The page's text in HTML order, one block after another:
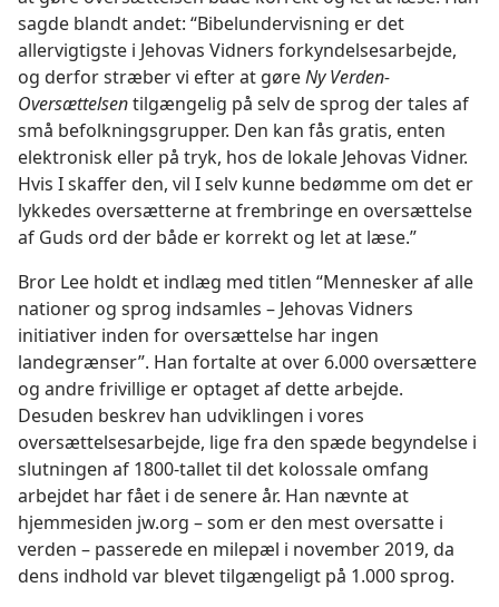
sagde blandt andet: “Bibelundervisning er det
allervigtigste i Jehovas Vidners forkyndelsesarbejde,
og derfor stræber vi efter at gøreNy Verden-
Oversættelsentilgængelig på selv de sprog der tales af
små befolkningsgrupper. Den kan fås gratis, enten
elektronisk eller på tryk, hos de lokale Jehovas Vidner.
Hvis I skaffer den, vil I selv kunne bedømme om det er
lykkedes oversætterne at frembringe en oversættelse
af Guds ord der både er korrekt og let at læse.”
Bror Lee holdt et indlæg med titlen “Mennesker af alle
nationer og sprog indsamles – Jehovas Vidners
initiativer inden for oversættelse har ingen
landegrænser”. Han fortalte at over 6.000 oversættere
og andre frivillige er optaget af dette arbejde.
Desuden beskrev han udviklingen i vores
oversættelsesarbejde, lige fra den spæde begyndelse i
slutningen af 1800-tallet til det kolossale omfang
arbejdet har fået i de senere år. Han nævnte at
hjemmesiden jw.org – som er den mest oversatte i
verden – passerede en milepæl i november 2019, da
dens indhold var blevet tilgængeligt på 1.000 sprog.